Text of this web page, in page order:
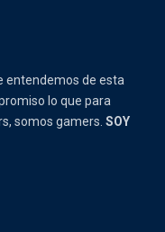
entendemos de esta
lo que para
somos gamers. SOY